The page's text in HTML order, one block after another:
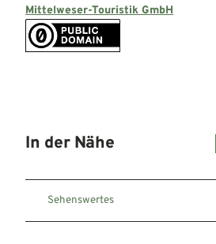
Mittelweser-Touristik GmbH
In der Nähe
Sehenswertes